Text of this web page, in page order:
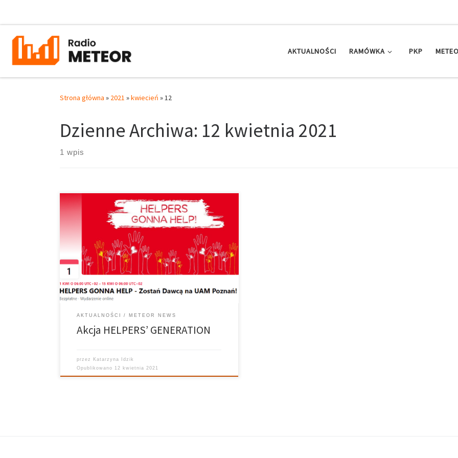
AKTUALNOŚCI RAMÓWKA PKP
Strona główna » 2021 »kwiecień »12
Dzienne Archiwa: 12 kwietnia 2021
1 wpis
„Pomaganie mamy w genach” proste hasło, które
niesie ze sobą wielką moc. Te słowa promują fundację
DKMS, która każdego dnia poszukuje Dawców do
przeszczepu swoich komórek macierzystych lub
szpiku w celu uratowaniu osoby z diagnozą
nowotworu krwi. W Polsce co […]
AKTUALNOŚCI METEOR NEWS
Akcja HELPERS’ GENERATION
przez Katarzyna Idzik
Opublikowano 12 kwietnia 2021